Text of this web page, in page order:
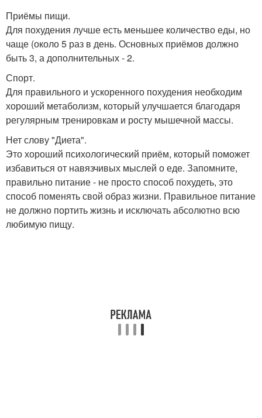
Приёмы пищи.
Для похудения лучше есть меньшее количество еды, но
чаще (около 5 раз в день. Основных приёмов должно
быть 3, а дополнительных - 2.
Спорт.
Для правильного и ускоренного похудения необходим
хороший метаболизм, который улучшается благодаря
регулярным тренировкам и росту мышечной массы.
Нет слову "Диета".
Это хороший психологический приём, который поможет
избавиться от навязчивых мыслей о еде. Запомните,
правильно питание - не просто способ похудеть, это
способ поменять свой образ жизни. Правильное питание
не должно портить жизнь и исключать абсолютно всю
любимую пищу.